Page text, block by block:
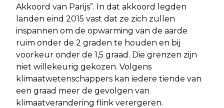
Akkoord van Parijs”. In dat akkoord legden
landen eind 2015 vast dat ze zich zullen
inspannen om de opwarming van de aarde
ruim onder de 2 graden te houden en bij
voorkeur onder de 1,5 graad. Die grenzen zijn
niet willekeurig gekozen. Volgens
klimaatwetenschappers kan iedere tiende van
een graad meer de gevolgen van
klimaatverandering flink verergeren.